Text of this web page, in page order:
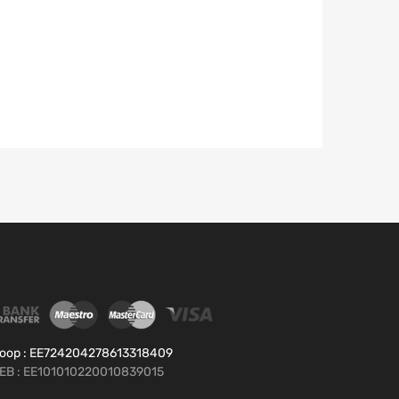
: EE724204278613318409
: EE101010220010839015